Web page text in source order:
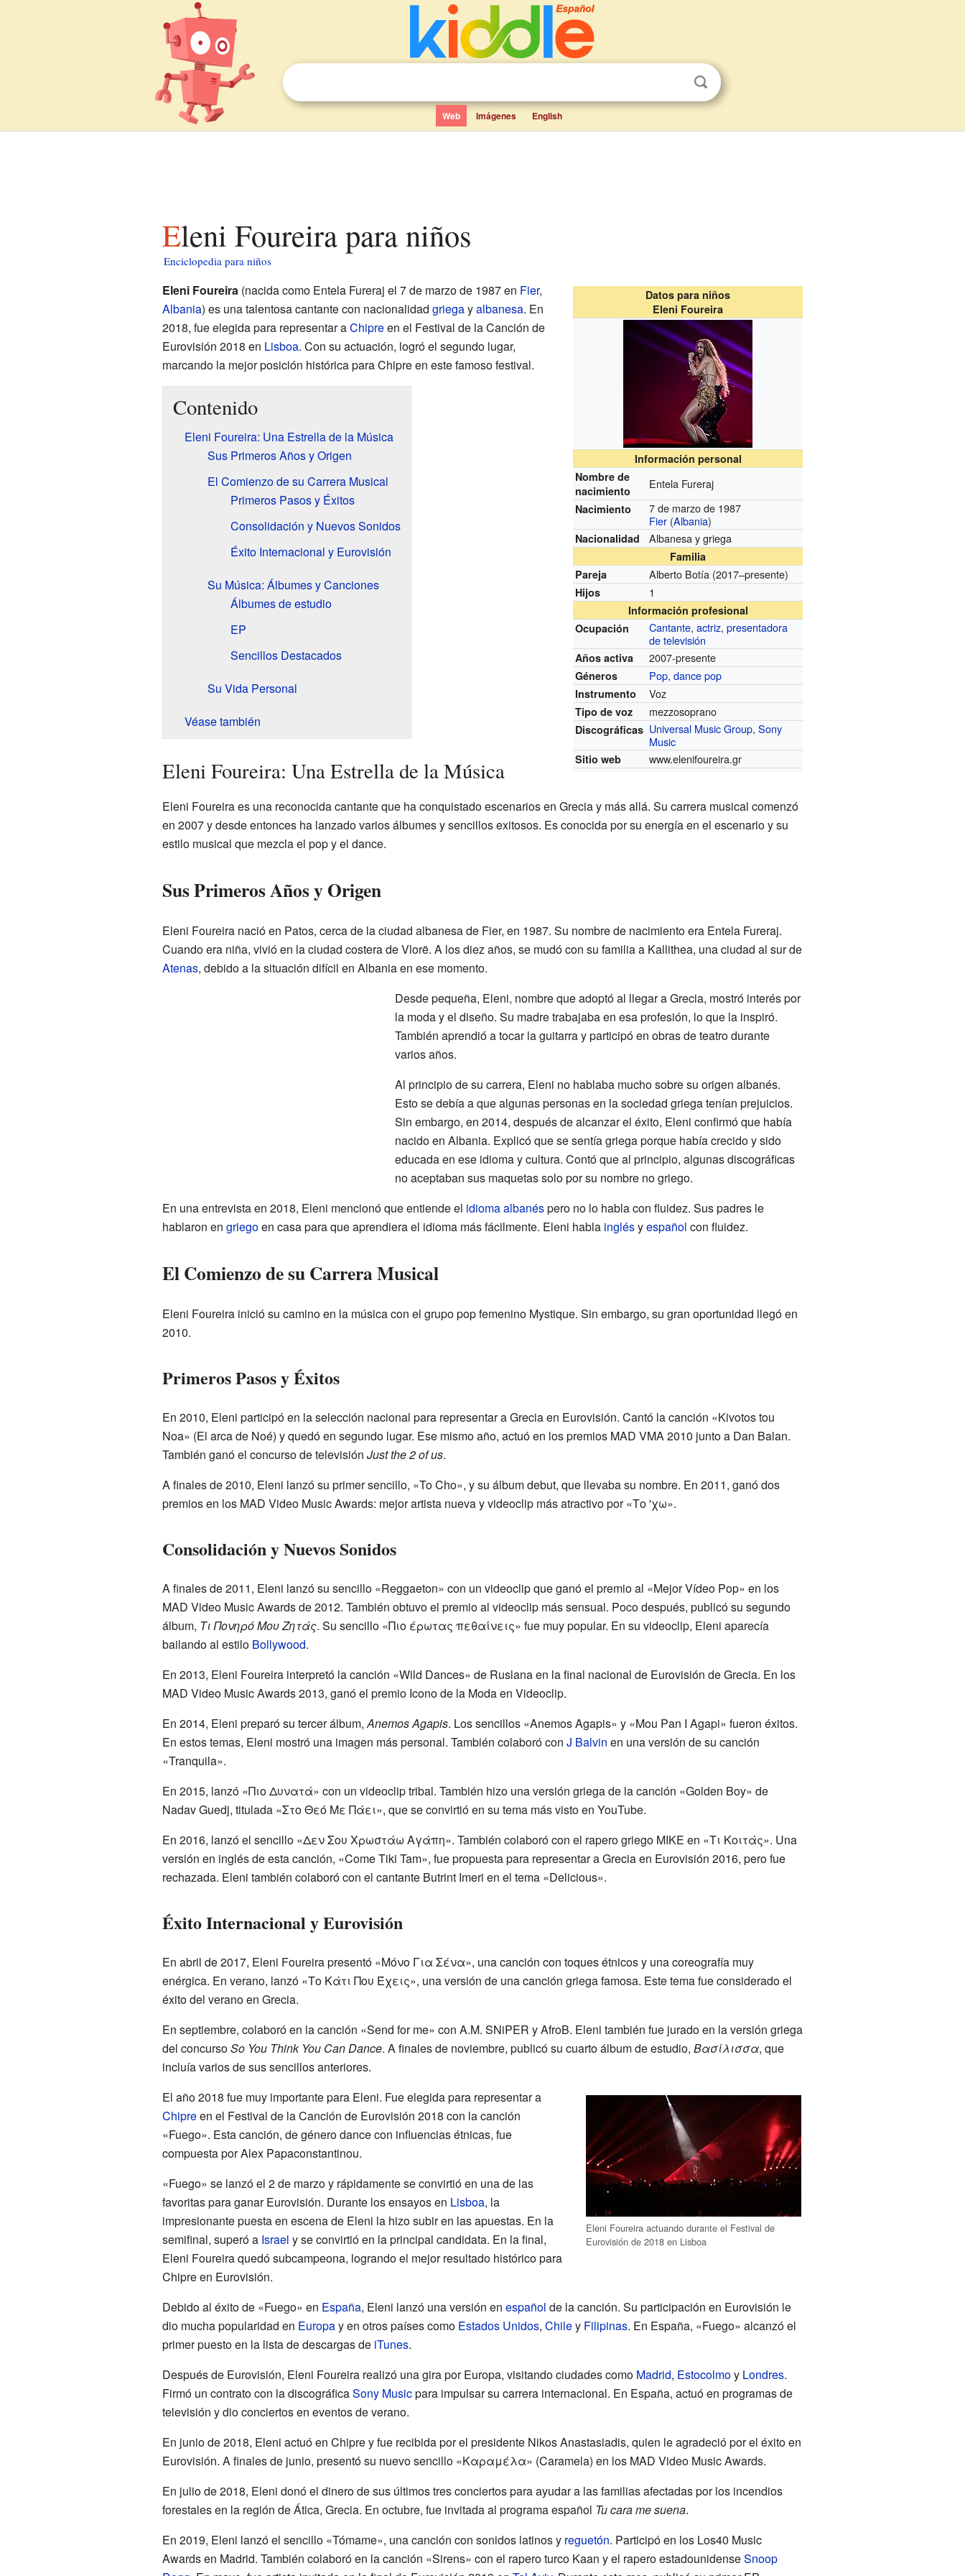
Web Imágenes English
Eleni Foureira para niños
Enciclopedia para niños
Datos para niños
Eleni Foureira
Información personal
Nombre de
nacimiento
Entela Fureraj
Nacimiento
7 de marzo de 1987
Fier (Albania)
Nacionalidad Albanesa y griega
Familia
Pareja
Alberto Botía (2017–presente)
Hijos 1
Información profesional
Ocupación
Cantante,actriz,presentadora
de televisión
Años activa 2007-presente
Géneros Pop,dance pop
Instrumento Voz
Tipo de voz mezzosoprano
Discográficas Universal Music Group,Sony
Music
Sitio web www.elenifoureira.gr
Eleni Foureira(nacida como Entela Fureraj el 7 de marzo de 1987 en Fier,
Albania) es una talentosa cantante con nacionalidad griegayalbanesa. En
2018, fue elegida para representar aChipreen el Festival de la Canción de
Eurovisión 2018 en Lisboa. Con su actuación, logró el segundo lugar,
marcando la mejor posición histórica para Chipre en este famoso festival.
Contenido
Eleni Foureira: Una Estrella de la Música
Sus Primeros Años y Origen
El Comienzo de su Carrera Musical
Primeros Pasos y Éxitos
Consolidación y Nuevos Sonidos
Éxito Internacional y Eurovisión
Su Música: Álbumes y Canciones
Álbumes de estudio
EP
Sencillos Destacados
Su Vida Personal
Véase también
Eleni Foureira: Una Estrella de la Música
Eleni Foureira es una reconocida cantante que ha conquistado escenarios en Grecia y más allá. Su carrera musical comenzó
en 2007 y desde entonces ha lanzado varios álbumes y sencillos exitosos. Es conocida por su energía en el escenario y su
estilo musical que mezcla el pop y el dance.
Sus Primeros Años y Origen
Eleni Foureira nació en Patos, cerca de la ciudad albanesa de Fier, en 1987. Su nombre de nacimiento era Entela Fureraj.
Cuando era niña, vivió en la ciudad costera de Vlorë. A los diez años, se mudó con su familia a Kallithea, una ciudad al sur de
Atenas, debido a la situación difícil en Albania en ese momento.
Desde pequeña, Eleni, nombre que adoptó al llegar a Grecia, mostró interés por
la moda y el diseño. Su madre trabajaba en esa profesión, lo que la inspiró.
También aprendió a tocar la guitarra y participó en obras de teatro durante
varios años.
Al principio de su carrera, Eleni no hablaba mucho sobre su origen albanés.
Esto se debía a que algunas personas en la sociedad griega tenían prejuicios.
Sin embargo, en 2014, después de alcanzar el éxito, Eleni confirmó que había
nacido en Albania. Explicó que se sentía griega porque había crecido y sido
educada en ese idioma y cultura. Contó que al principio, algunas discográficas
no aceptaban sus maquetas solo por su nombre no griego.
En una entrevista en 2018, Eleni mencionó que entiende el idioma albanéspero no lo habla con fluidez. Sus padres le
hablaron en griegoen casa para que aprendiera el idioma más fácilmente. Eleni habla inglésyespañol con fluidez.
El Comienzo de su Carrera Musical
Eleni Foureira inició su camino en la música con el grupo pop femenino Mystique. Sin embargo, su gran oportunidad llegó en
2010.
Primeros Pasos y Éxitos
En 2010, Eleni participó en la selección nacional para representar a Grecia en Eurovisión. Cantó la canción «Kivotos tou
Noa» (El arca de Noé) y quedó en segundo lugar. Ese mismo año, actuó en los premios MAD VMA 2010 junto a Dan Balan.
También ganó el concurso de televisión Just the 2 of us.
A finales de 2010, Eleni lanzó su primer sencillo, «To Cho», y su álbum debut, que llevaba su nombre. En 2011, ganó dos
premios en los MAD Video Music Awards: mejor artista nueva y videoclip más atractivo por «Το 'χω».
Consolidación y Nuevos Sonidos
A finales de 2011, Eleni lanzó su sencillo «Reggaeton» con un videoclip que ganó el premio al «Mejor Vídeo Pop» en los
MAD Video Music Awards de 2012. También obtuvo el premio al videoclip más sensual. Poco después, publicó su segundo
álbum, Τι Πονηρό Μου Ζητάς. Su sencillo «Πιο έρωτας πεθαίνεις» fue muy popular. En su videoclip, Eleni aparecía
bailando al estilo Bollywood.
En 2013, Eleni Foureira interpretó la canción «Wild Dances» de Ruslana en la final nacional de Eurovisión de Grecia. En los
MAD Video Music Awards 2013, ganó el premio Icono de la Moda en Videoclip.
En 2014, Eleni preparó su tercer álbum,Anemos Agapis. Los sencillos «Anemos Agapis» y «Mou Pan I Agapi» fueron éxitos.
En estos temas, Eleni mostró una imagen más personal. También colaboró con J Balvin en una versión de su canción
«Tranquila».
En 2015, lanzó «Πιο Δυνατά» con un videoclip tribal. También hizo una versión griega de la canción «Golden Boy» de
Nadav Guedj, titulada «Στο Θεό Με Πάει», que se convirtió en su tema más visto en YouTube.
En 2016, lanzó el sencillo «Δεν Σoυ Χρωστάω Αγάπη». También colaboró con el rapero griego MIKE en «Τι Κοιτάς». Una
versión en inglés de esta canción, «Come Tiki Tam», fue propuesta para representar a Grecia en Eurovisión 2016, pero fue
rechazada. Eleni también colaboró con el cantante Butrint Imeri en el tema «Delicious».
Éxito Internacional y Eurovisión
En abril de 2017, Eleni Foureira presentó «Μόνο Για Σένα», una canción con toques étnicos y una coreografía muy
enérgica. En verano, lanzó «Το Κάτι Που Έχεις», una versión de una canción griega famosa. Este tema fue considerado el
éxito del verano en Grecia.
En septiembre, colaboró en la canción «Send for me» con A.M. SNiPER y AfroB. Eleni también fue jurado en la versión griega
del concursoSo You Think You Can Dance. A finales de noviembre, publicó su cuarto álbum de estudio, Βασίλισσα, que
incluía varios de sus sencillos anteriores.
Eleni Foureira actuando durante el Festival de
Eurovisión de 2018 en Lisboa
El año 2018 fue muy importante para Eleni. Fue elegida para representar a
Chipreen el Festival de la Canción de Eurovisión 2018 con la canción
«Fuego». Esta canción, de género dance con influencias étnicas, fue
compuesta por Alex Papaconstantinou.
«Fuego» se lanzó el 2 de marzo y rápidamente se convirtió en una de las
favoritas para ganar Eurovisión. Durante los ensayos en Lisboa, la
impresionante puesta en escena de Eleni la hizo subir en las apuestas. En la
semifinal, superó a Israel y se convirtió en la principal candidata. En la final,
Eleni Foureira quedó subcampeona, logrando el mejor resultado histórico para
Chipre en Eurovisión.
Debido al éxito de «Fuego» en España, Eleni lanzó una versión en español de la canción. Su participación en Eurovisión le
dio mucha popularidad en Europay en otros países como Estados Unidos, Chiley Filipinas. En España, «Fuego» alcanzó el
primer puesto en la lista de descargas de iTunes.
Después de Eurovisión, Eleni Foureira realizó una gira por Europa, visitando ciudades como Madrid, Estocolmoy Londres.
Firmó un contrato con la discográficaSony Musicpara impulsar su carrera internacional. En España, actuó en programas de
televisión y dio conciertos en eventos de verano.
En junio de 2018, Eleni actuó en Chipre y fue recibida por el presidente Nikos Anastasiadis, quien le agradeció por el éxito en
Eurovisión. A finales de junio, presentó su nuevo sencillo «Καραμέλα» (Caramela) en los MAD Video Music Awards.
En julio de 2018, Eleni donó el dinero de sus últimos tres conciertos para ayudar a las familias afectadas por los incendios
forestales en la región de Ática, Grecia. En octubre, fue invitada al programa español Tu cara me suena.
En 2019, Eleni lanzó el sencillo «Tómame», una canción con sonidos latinos y reguetón. Participó en los Los40 Music
Awards en Madrid. También colaboró en la canción «Sirens» con el rapero turco Kaan y el rapero estadounidenseSnoop